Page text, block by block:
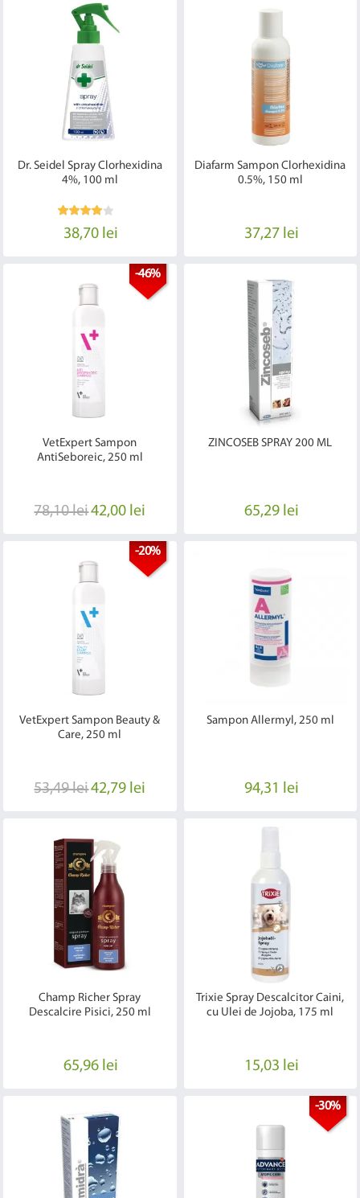
Dr. Seidel Spray Clorhexidina
4%, 100 ml
38,70 lei
Diafarm Sampon Clorhexidina
0.5%, 150 ml
37,27 lei
-46%
VetExpert Sampon
AntiSeboreic, 250 ml
78,10 lei42,00 lei
ZINCOSEB SPRAY 200 ML
65,29 lei
-20%
VetExpert Sampon Beauty &
Care, 250 ml
53,49 lei42,79 lei
Sampon Allermyl, 250 ml
94,31 lei
Champ Richer Spray
Descalcire Pisici, 250 ml
65,96 lei
Trixie Spray Descalcitor Caini,
cu Ulei de Jojoba, 175 ml
15,03 lei
-30%